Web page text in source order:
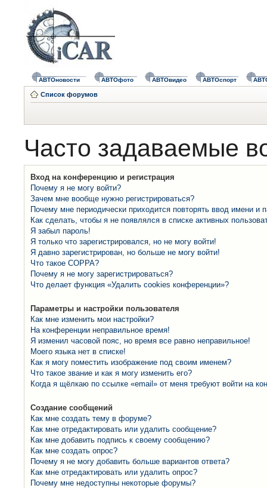
АВТОновости АВТОфото АВТОвидео АВТОспорт
Список форумов
Часто задаваемые
Вход на конференцию и регистрация
Почему я не могу войти?
Зачем мне вообще нужно регистрироваться?
Почему мне периодически приходится повторять ввод имени и
Как сделать, чтобы я не появлялся в списке активных
Я забыл пароль!
Я только что зарегистрировался, но не могу войти!
Я давно зарегистрирован, но больше не могу войти!
Что такое COPPA?
Почему я не могу зарегистрироваться?
Что делает функция «Удалить cookies конференции»?
Параметры и настройки пользователя
Как мне изменить мои настройки?
На конференции неправильное время!
Я изменил часовой пояс, но время все равно неправильное!
Моего языка нет в списке!
Как я могу поместить изображение под своим именем?
Что такое звание и как я могу изменить его?
Когда я щёлкаю по ссылке «email» от меня требуют войти на
Создание сообщений
Как мне создать тему в форуме?
Как мне отредактировать или удалить сообщение?
Как мне добавить подпись к своему сообщению?
Как мне создать опрос?
Почему я не могу добавить больше вариантов ответа?
Как мне отредактировать или удалить опрос?
Почему мне недоступны некоторые форумы?